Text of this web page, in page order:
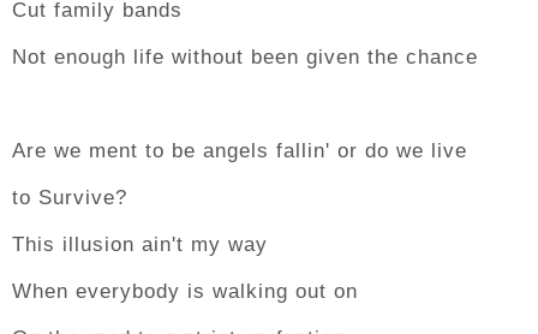
Cut family bands
Not enough life without been given the chance
Are we ment to be angels fallin' or do we live
to Survive?
This illusion ain't my way
When everybody is walking out on